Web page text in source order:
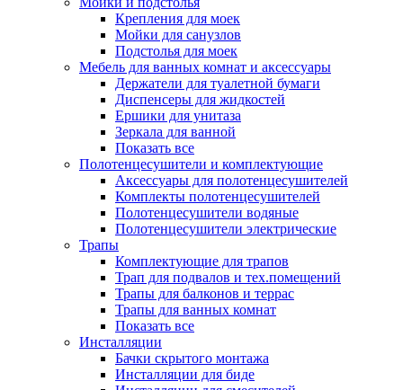
Крепления для моек
Мойки для санузлов
Подстолья для моек
Мебель для ванных комнат и аксессуары
Держатели для туалетной бумаги
Диспенсеры для жидкостей
Ершики для унитаза
Зеркала для ванной
Показать все
Полотенцесушители и комплектующие
Аксессуары для полотенцесушителей
Комплекты полотенцесушителей
Полотенцесушители водяные
Полотенцесушители электрические
Трапы
Комплектующие для трапов
Трап для подвалов и тех.помещений
Трапы для балконов и террас
Трапы для ванных комнат
Показать все
Инсталляции
Бачки скрытого монтажа
Инсталляции для биде